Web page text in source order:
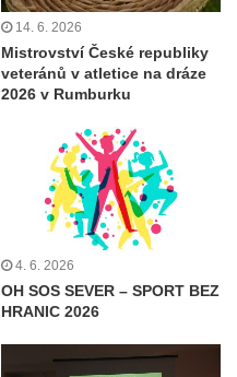
14. 6. 2026
Mistrovství České republiky
veteránů v atletice na dráze
2026 v Rumburku
4. 6. 2026
OH SOS SEVER – SPORT BEZ
HRANIC 2026